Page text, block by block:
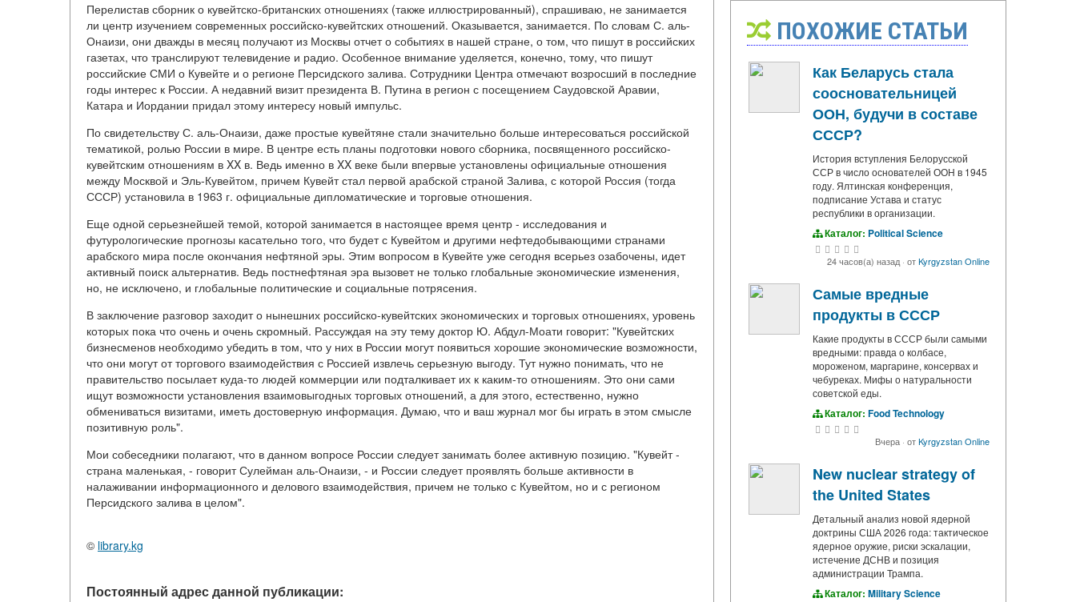
Перелистав сборник о кувейтско-британских отношениях (также иллюстрированный), спрашиваю, не занимается
ли центр изучением современных российско-кувейтских отношений. Оказывается, занимается. По словам С. аль-
Онаизи, они дважды в месяц получают из Москвы отчет о событиях в нашей стране, о том, что пишут в российских
газетах, что транслируют телевидение и радио. Особенное внимание уделяется, конечно, тому, что пишут
российские СМИ о Кувейте и о регионе Персидского залива. Сотрудники Центра отмечают возросший в последние
годы интерес к России. А недавний визит президента В. Путина в регион с посещением Саудовской Аравии,
Катара и Иордании придал этому интересу новый импульс.
По свидетельству С. аль-Онаизи, даже простые кувейтяне стали значительно больше интересоваться российской
тематикой, ролью России в мире. В центре есть планы подготовки нового сборника, посвященного российско-
кувейтским отношениям в XX в. Ведь именно в XX веке были впервые установлены официальные отношения
между Москвой и Эль-Кувейтом, причем Кувейт стал первой арабской страной Залива, с которой Россия (тогда
СССР) установила в 1963 г. официальные дипломатические и торговые отношения.
Еще одной серьезнейшей темой, которой занимается в настоящее время центр - исследования и
футурологические прогнозы касательно того, что будет с Кувейтом и другими нефтедобывающими странами
арабского мира после окончания нефтяной эры. Этим вопросом в Кувейте уже сегодня всерьез озабочены, идет
активный поиск альтернатив. Ведь постнефтяная эра вызовет не только глобальные экономические изменения,
но, не исключено, и глобальные политические и социальные потрясения.
В заключение разговор заходит о нынешних российско-кувейтских экономических и торговых отношениях, уровень
которых пока что очень и очень скромный. Рассуждая на эту тему доктор Ю. Абдул-Моати говорит: "Кувейтских
бизнесменов необходимо убедить в том, что у них в России могут появиться хорошие экономические возможности,
что они могут от торгового взаимодействия с Россией извлечь серьезную выгоду. Тут нужно понимать, что не
правительство посылает куда-то людей коммерции или подталкивает их к каким-то отношениям. Это они сами
ищут возможности установления взаимовыгодных торговых отношений, а для этого, естественно, нужно
обмениваться визитами, иметь достоверную информация. Думаю, что и ваш журнал мог бы играть в этом смысле
позитивную роль".
Мои собеседники полагают, что в данном вопросе России следует занимать более активную позицию. "Кувейт -
страна маленькая, - говорит Сулейман аль-Онаизи, - и России следует проявлять больше активности в
налаживании информационного и делового взаимодействия, причем не только с Кувейтом, но и с регионом
Персидского залива в целом".
© library.kg
Постоянный адрес данной публикации:
ПОХОЖИЕ СТАТЬИ
Как Беларусь стала
соосновательницей
ООН, будучи в составе
СССР?
История вступления Белорусской
ССР в число основателей ООН в 1945
году. Ялтинская конференция,
подписание Устава и статус
республики в организации.
Каталог: Political Science
24 часов(а) назад· отKyrgyzstan Online
Самые вредные
продукты в СССР
Какие продукты в СССР были самыми
вредными: правда о колбасе,
мороженом, маргарине, консервах и
чебуреках. Мифы о натуральности
советской еды.
Каталог: Food Technology
Вчера · отKyrgyzstan Online
New nuclear strategy of
the United States
Детальный анализ новой ядерной
доктрины США 2026 года: тактическое
ядерное оружие, риски эскалации,
истечение ДСНВ и позиция
администрации Трампа.
Каталог: Military Science